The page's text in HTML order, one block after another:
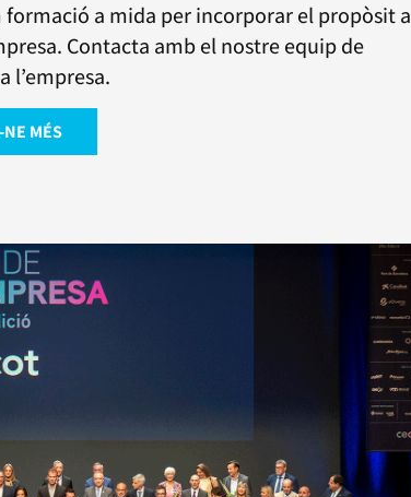
formació a mida per incorporar el propòsit a
Contacta amb el nostre equip de
l’empresa.
MÉS